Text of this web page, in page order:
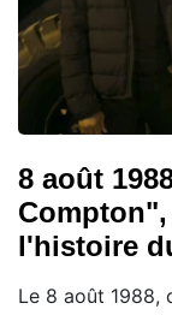
8 août
l'histoire
Le 8 août 1988,